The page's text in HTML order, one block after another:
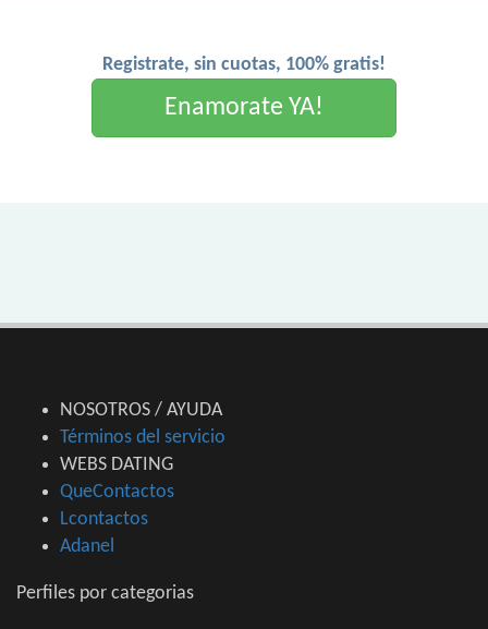
Registrate, sin cuotas, 100% gratis!
Enamorate YA!
NOSOTROS / AYUDA
Términos del servicio
WEBS DATING
QueContactos
Lcontactos
Adanel
Perfiles por categorias